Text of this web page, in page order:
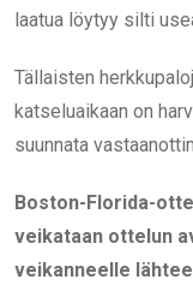
laatua löytyy silti
Tällaisten
katseluaikaan on
suunnata
Boston-Florida-
veikataan ottelun
veikanneelle